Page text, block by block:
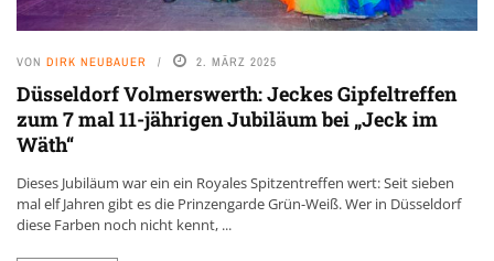
VON DIRK NEUBAUER 2. MÄRZ 2025
Düsseldorf Volmerswerth: Jeckes Gipfeltreffen
zum 7 mal 11-jährigen Jubiläum bei „Jeck im
Wäth“
Dieses Jubiläum war ein ein Royales Spitzentreffen wert: Seit sieben
mal elf Jahren gibt es die Prinzengarde Grün-Weiß. Wer in Düsseldorf
diese Farben noch nicht kennt, ...